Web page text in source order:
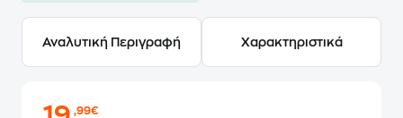
Αναλυτική Περιγραφή Χαρακτηριστικά
,99€